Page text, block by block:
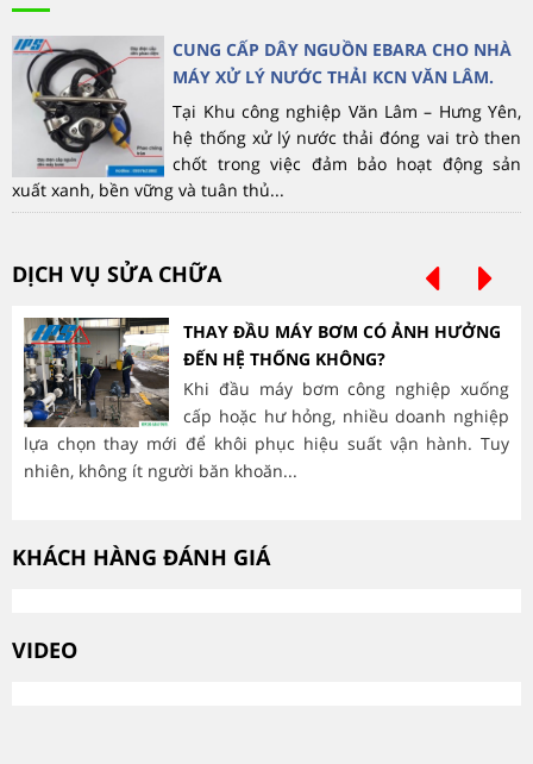
CUNG CẤP DÂY NGUỒN EBARA CHO NHÀ
MÁY XỬ LÝ NƯỚC THẢI KCN VĂN LÂM.
Tại Khu công nghiệp Văn Lâm – Hưng Yên,
hệ thống xử lý nước thải đóng vai trò then
chốt trong việc đảm bảo hoạt động sản
xuất xanh, bền vững và tuân thủ...
DỊCH VỤ SỬA CHỮA
THAY ĐẦU MÁY BƠM CÓ ẢNH HƯỞNG
ĐẾN HỆ THỐNG KHÔNG?
Khi đầu máy bơm công nghiệp xuống
cấp hoặc hư hỏng, nhiều doanh nghiệp
lựa chọn thay mới để khôi phục hiệu suất vận hành. Tuy
nhiên, không ít người băn khoăn...
KHÁCH HÀNG ĐÁNH GIÁ
VIDEO